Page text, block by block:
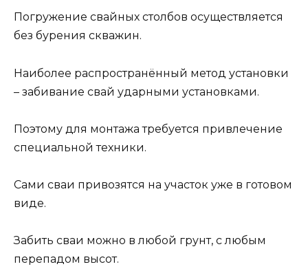
Погружение свайных столбов осуществляется
без бурения скважин.
Наиболее распространённый метод установки
– забивание свай ударными установками.
Поэтому для монтажа требуется привлечение
специальной техники.
Сами сваи привозятся на участок уже в готовом
виде.
Забить сваи можно в любой грунт, с любым
перепадом высот.